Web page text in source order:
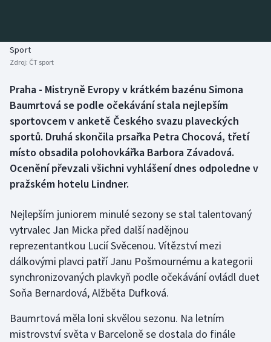
Biatlon
Boby a skeleton
Box
Curling
Dostihy
Florbal
Futsal
Golf
Gymnastika
Házená
Aplikace ČT sport
AZ kvíz
Sport
Zdroj: ČT sport
Praha - Mistryně Evropy v krátkém bazénu Simona
Baumrtová se podle očekávání stala nejlepším
sportovcem v anketě Českého svazu plaveckých
sportů. Druhá skončila prsařka Petra Chocová, třetí
místo obsadila polohovkářka Barbora Závadová.
Ocenění převzali všichni vyhlášení dnes odpoledne v
pražském hotelu Lindner.
Nejlepším juniorem minulé sezony se stal talentovaný
vytrvalec Jan Micka před další nadějnou
reprezentantkou Lucií Svěcenou. Vítězství mezi
dálkovými plavci patří Janu Pošmournému a kategorii
synchronizovaných plavkyň podle očekávání ovládl duet
Soňa Bernardová, Alžběta Dufková.
Baumrtová měla loni skvělou sezonu. Na letním
mistrovství světa v Barceloně se dostala do finále